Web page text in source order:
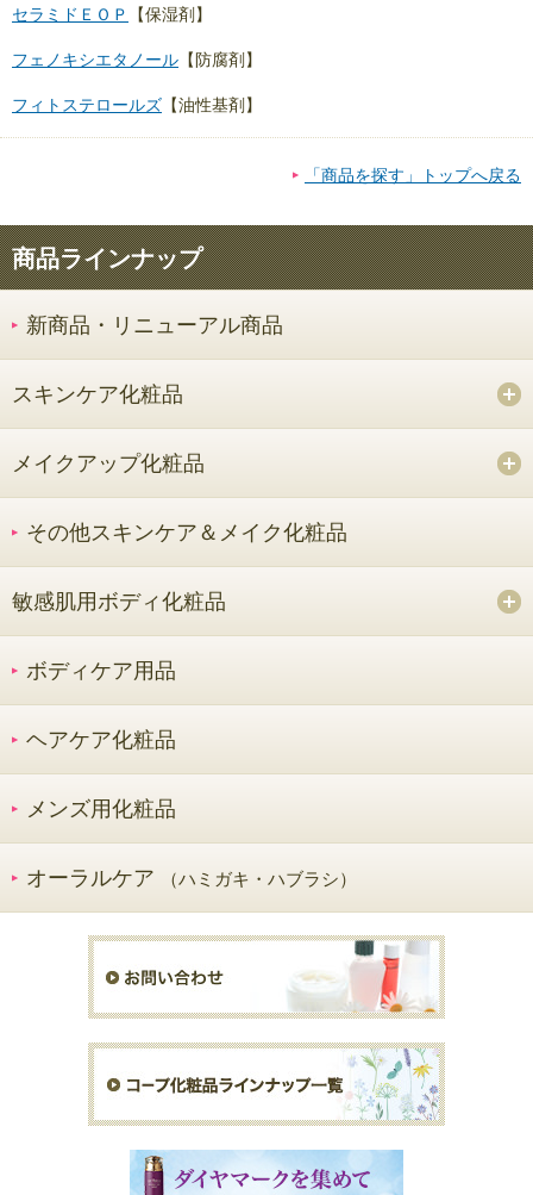
セラミドＥＯＰ 【保湿剤】
フェノキシエタノール 【防腐剤】
フィトステロールズ 【油性基剤】
「商品を探す」トップへ戻る
商品ラインナップ
新商品・リニューアル商品
スキンケア化粧品
メイクアップ化粧品
その他スキンケア＆メイク化粧品
敏感肌用ボディ化粧品
ボディケア用品
ヘアケア化粧品
メンズ用化粧品
オーラルケア （ハミガキ・ハブラシ）